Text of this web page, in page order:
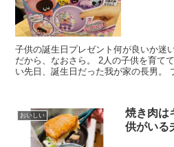
子供の誕生日プレゼント何が良いか迷いませんか？
だから、なおさら。 2人の子供を育てているスガハッピーです。 つ
い先日、誕生日だった我が家の長男。 プレゼントを何にするかギリ
おいしい
焼き肉は
供がいる